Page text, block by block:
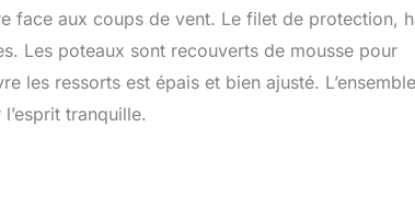
face aux coups de vent. Le filet de protection,
Les poteaux sont recouverts de mousse pour
les ressorts est épais et bien ajusté.
tranquille.